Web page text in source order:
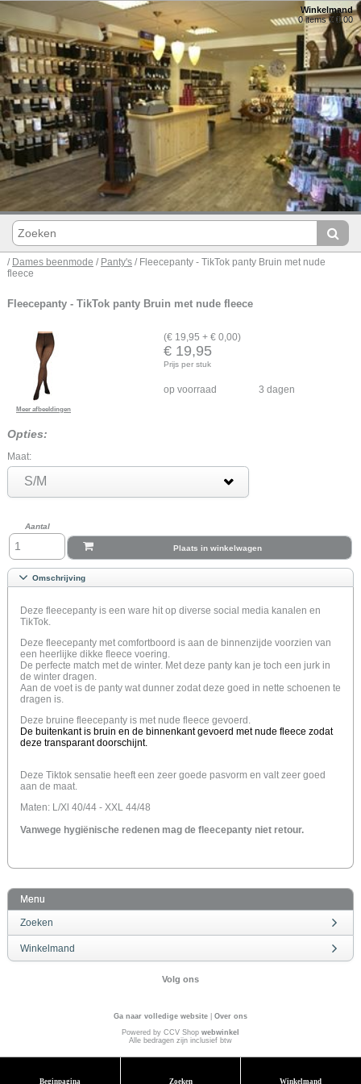
Winkelmand
0 items € 0,00
/ Dames beenmode / Panty's / Fleecepanty - TikTok panty Bruin met nude
fleece
Fleecepanty - TikTok panty Bruin met nude fleece
Meer afbeeldingen
(€ 19,95 + € 0,00)
€ 19,95
Prijs per stuk
op voorraad 3 dagen
Opties:
Maat:
S/M
Aantal
Plaats in winkelwagen
Omschrijving
Deze fleecepanty is een ware hit op diverse social media kanalen en
TikTok.
Deze fleecepanty met comfortboord is aan de binnenzijde voorzien van
een heerlijke dikke fleece voering.
De perfecte match met de winter. Met deze panty kan je toch een jurk in
de winter dragen.
Aan de voet is de panty wat dunner zodat deze goed in nette schoenen te
dragen is.
Deze bruine fleecepanty is met nude fleece gevoerd.
De buitenkant is bruin en de binnenkant gevoerd met nude fleece zodat
deze transparant doorschijnt.
Deze Tiktok sensatie heeft een zeer goede pasvorm en valt zeer goed
aan de maat.
Maten: L/Xl 40/44 - XXL 44/48
Vanwege hygiënische redenen mag de fleecepanty niet retour.
Menu
Zoeken
Winkelmand
Volg ons
Ga naar volledige website
Over ons
Powered by CCV Shop webwinkel
Alle bedragen zijn inclusief btw
Beginpagina Zoeken Winkelmand